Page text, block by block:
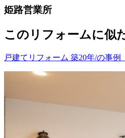
姫路営業所
このリフォームに似
戸建てリフォーム 築20年/の事例